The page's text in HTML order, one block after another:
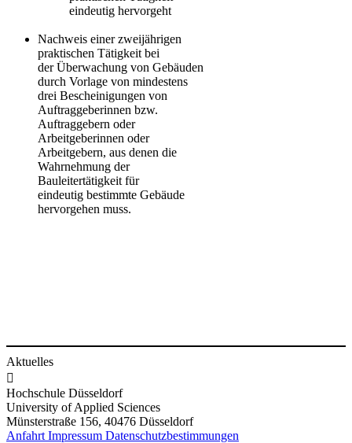
eindeutig hervorgeht
Nachweis einer zweijährigen
praktischen Tätigkeit bei
der Überwachung von Gebäuden
durch Vorlage von mindestens
drei Bescheinigungen von
Auftraggeberinnen bzw.
Auftraggebern oder
Arbeitgeberinnen oder
Arbeitgebern, aus denen die
Wahrnehmung der
Bauleitertätigkeit für
eindeutig bestimmte Gebäude
hervorgehen muss.
Aktuelles

Hochschule Düsseldorf
University of Applied Sciences
Münsterstraße 156, 40476 Düsseldorf
Anfahrt Impressum Datenschutzbestimmungen